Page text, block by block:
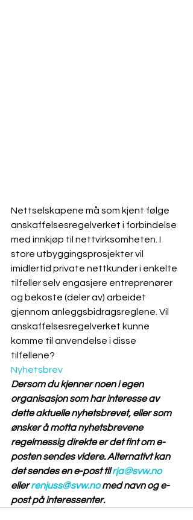
Nettselskapene må som kjent følge
anskaffelsesregelverket i forbindelse
med innkjøp til nettvirksomheten. I
store utbyggingsprosjekter vil
imidlertid private nettkunder i enkelte
tilfeller selv engasjere entreprenører
og bekoste (deler av) arbeidet
gjennom anleggsbidragsreglene. Vil
anskaffelsesregelverket kunne
komme til anvendelse i disse
tilfellene?
Nyhetsbrev
Dersom du kjenner noen i egen
organisasjon som har interesse av
dette aktuelle nyhetsbrevet, eller som
ønsker å motta nyhetsbrevene
regelmessig direkte er det fint om e-
posten sendes videre. Alternativt kan
det sendes en e-post til rja@svw.no
eller renjuss@svw.no med navn og e-
post på interessenter.